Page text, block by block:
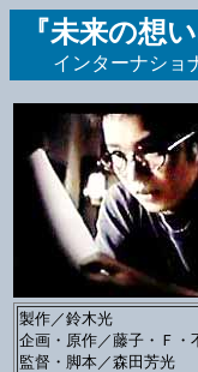
『未来の想
インターナショ
製作／鈴木光
企画・原作／藤子・Ｆ・
監督・脚本／森田芳光